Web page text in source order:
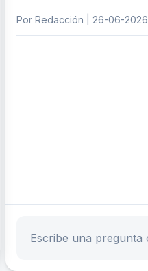
Por Redacción | 26-06-2026
Escribe tu pregunta